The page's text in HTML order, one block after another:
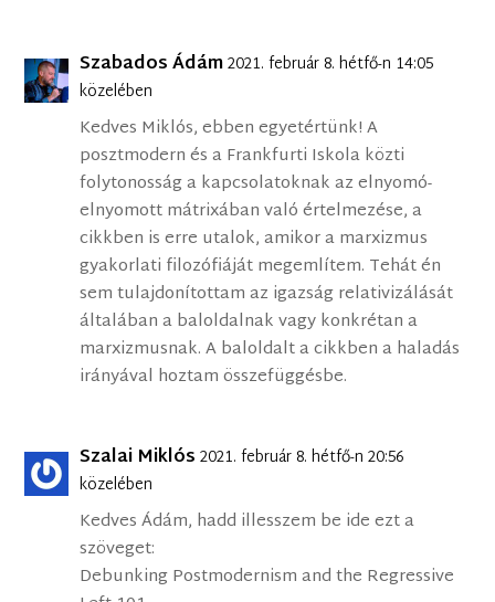
Szabados Ádám2021. február 8. hétfő-n 14:05
közelében
Kedves Miklós, ebben egyetértünk! A
posztmodern és a Frankfurti Iskola közti
folytonosság a kapcsolatoknak az elnyomó-
elnyomott mátrixában való értelmezése, a
cikkben is erre utalok, amikor a marxizmus
gyakorlati filozófiáját megemlítem. Tehát én
sem tulajdonítottam az igazság relativizálását
általában a baloldalnak vagy konkrétan a
marxizmusnak. A baloldalt a cikkben a haladás
irányával hoztam összefüggésbe.
Szalai Miklós 2021. február 8. hétfő-n 20:56
közelében
Kedves Ádám, hadd illesszem be ide ezt a
szöveget:
Debunking Postmodernism and the Regressive